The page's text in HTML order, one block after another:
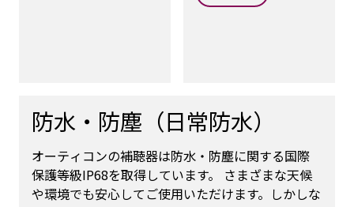
防水・防塵（日常防水）
オーティコンの補聴器は防水・防塵に関する国際
保護等級IP68を取得しています。 さまざまな天候
や環境でも安心してご使用いただけます。しかしな